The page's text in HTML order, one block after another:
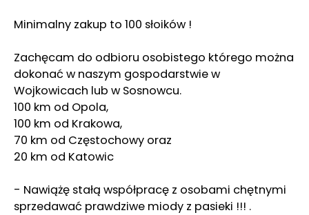
Minimalny zakup to 100 słoików !
Zachęcam do odbioru osobistego którego można
dokonać w naszym gospodarstwie w
Wojkowicach lub w Sosnowcu.
100 km od Opola,
100 km od Krakowa,
70 km od Częstochowy oraz
20 km od Katowic
- Nawiążę stałą współpracę z osobami chętnymi
sprzedawać prawdziwe miody z pasieki !!! .